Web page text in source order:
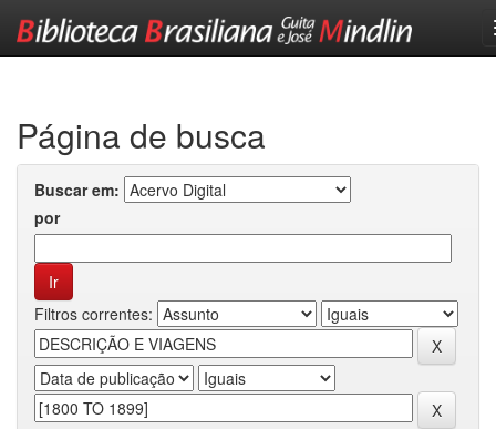
Página de busca
Buscar em:
por
Filtros correntes: